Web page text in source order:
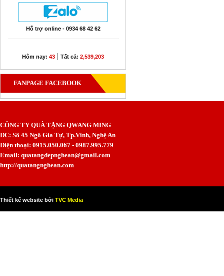
Hỗ trợ online - 0934 68 42 62
Hôm nay: 43 | Tất cả: 2,539,203
FANPAGE FACEBOOK
CÔNG TY QUÀ TẶNG QWANG MING
ĐC: Số 45 Ngô Gia Tự, Tp.Vinh, Nghệ An
Điện thoại: 0915.050.067 - 0987.995.779
Email: quatangdepnghean@gmail.com
http://quatangnghean.com
Thiết kế website bởi TVC Media